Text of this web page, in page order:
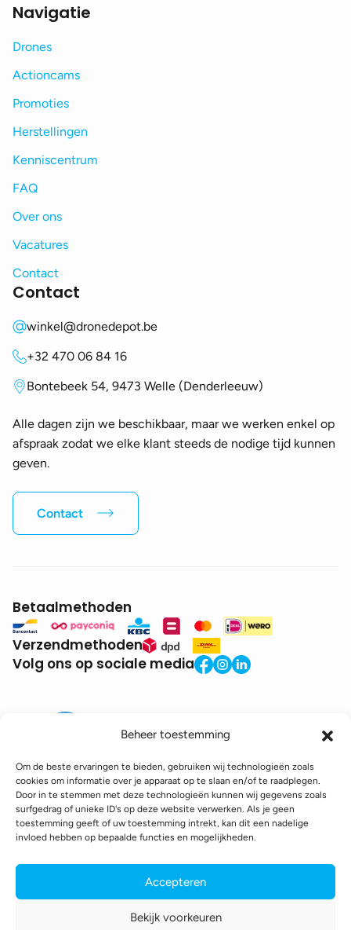
Beheer toestemming
Om de beste ervaringen te bieden, gebruiken wij technologieën zoals
cookies om informatie over je apparaat op te slaan en/of te raadplegen.
Door in te stemmen met deze technologieën kunnen wij gegevens zoals
surfgedrag of unieke ID's op deze website verwerken. Als je geen
toestemming geeft of uw toestemming intrekt, kan dit een nadelige
invloed hebben op bepaalde functies en mogelijkheden.
Accepteren
Bekijk voorkeuren
Navigatie
Drones
Actioncams
Promoties
Herstellingen
Kenniscentrum
FAQ
Over ons
Vacatures
Contact
Contact
winkel@dronedepot.be
+32 470 06 84 16
Bontebeek 54, 9473 Welle (Denderleeuw)
Alle dagen zijn we beschikbaar, maar we werken enkel op
afspraak zodat we elke klant steeds de nodige tijd kunnen
geven.
Contact
Betaalmethoden
Verzendmethoden
Volg ons op sociale media
BTW: BE0771.941.935
© 2025 DroneDepot. Alle rechten voorbehouden.
Toegankelijkheidsverklaring
webshop gemaakt doorconversal